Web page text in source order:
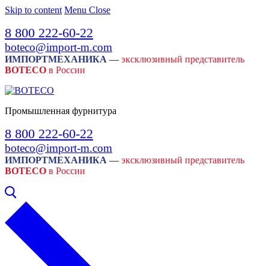
Skip to content Menu Close
8 800 222-60-22
boteco@import-m.com
ИМПОРТМЕХАНИКА — эксклюзивный представитель
BOTECO в России
Промышленная фурнитура
8 800 222-60-22
boteco@import-m.com
ИМПОРТМЕХАНИКА — эксклюзивный представитель
BOTECO в России